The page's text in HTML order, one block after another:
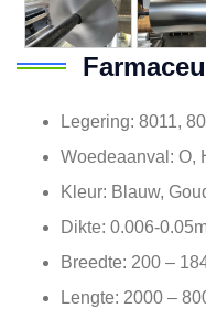
Legering: 8011,
Woedeaanval: O,
Kleur: Blauw,
Dikte: 0.006-
Breedte: 200 –
Lengte: 2000 –